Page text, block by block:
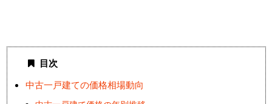
目次
中古一戸建ての価格相場動向